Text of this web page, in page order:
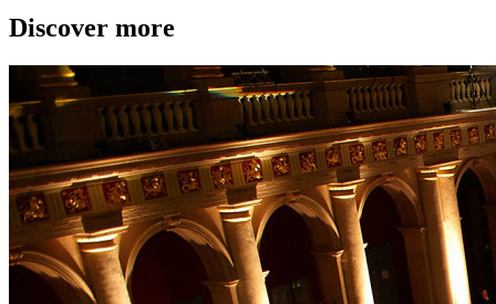
Discover more